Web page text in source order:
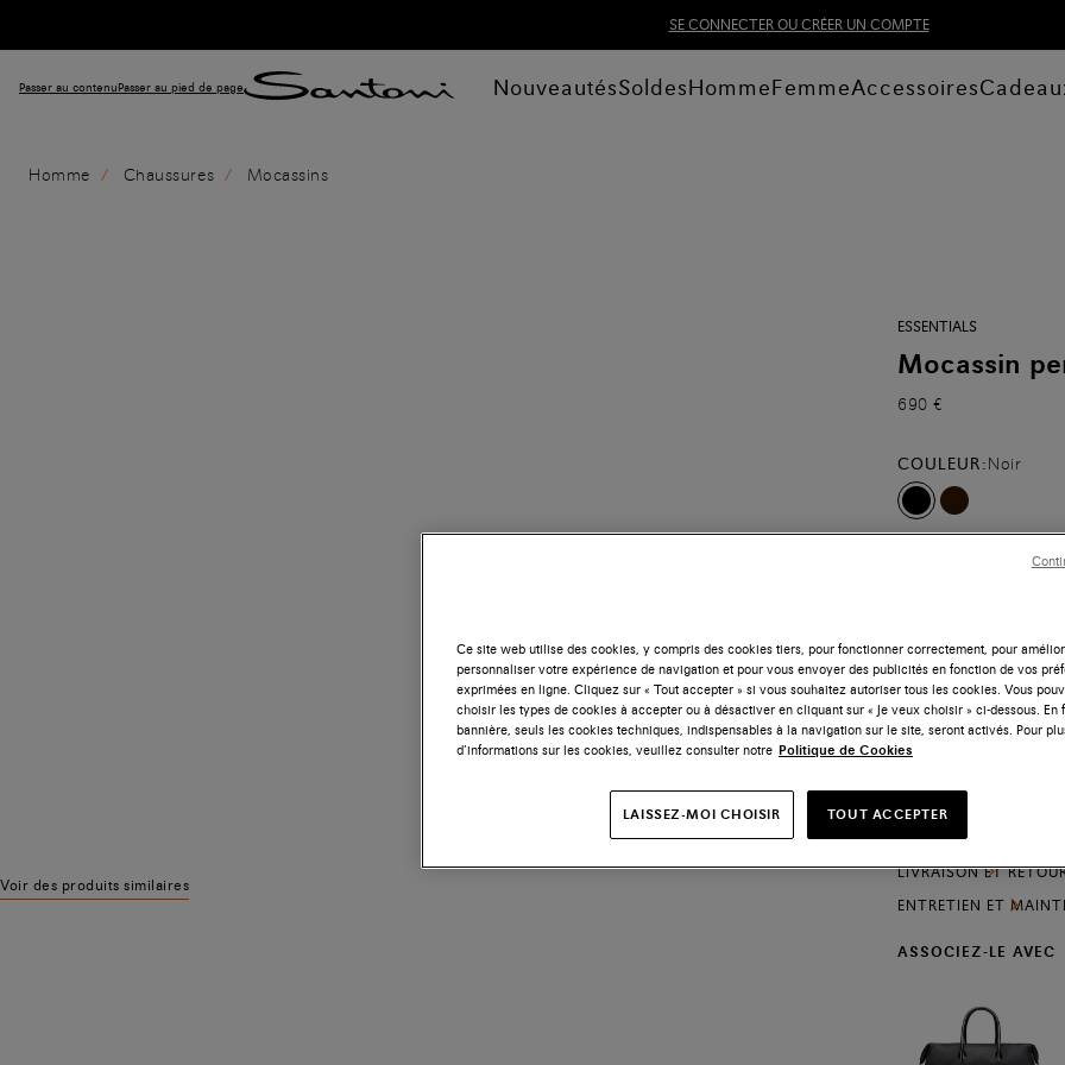
SE CONNECTER OU CRÉER UN COMPTE
Passer au contenuPasser au pied de page NouveautésSoldesHommeFemmeAccessoires
Homme Chaussures Mocassins
Voir des produits similaires
ESSENTIALS
Mocassin
690 €
COULEUR:Noir
Livraison et
Mocassin de la
fonctionnalité et
Confectionné en
295 g, un poids
unique du savoir-
possède une
iconique Double
DÉTAILS DU PRODUIT
LIVRAISON ET
ENTRETIEN ET
ASSOCIEZ-LE AVEC
Ce site web utilise des cookies, y compris des cookies tiers, pour fonctionner correctement, pour
personnaliser votre expérience de navigation et pour vous envoyer des publicités en fonction de vos
exprimées en ligne. Cliquez sur « Tout accepter » si vous souhaitez autoriser tous les cookies. Vous
choisir les types de cookies à accepter ou à désactiver en cliquant sur « Je veux choisir » ci-dessous. En
bannière, seuls les cookies techniques, indispensables à la navigation sur le site, seront activés. Pour
d’informations sur les cookies, veuillez consulter notre Politique de Cookies
LAISSEZ-MOI CHOISIR TOUT ACCEPTER